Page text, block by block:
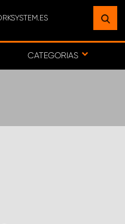
CATEGORIAS
INSTALACIÓN
USTED